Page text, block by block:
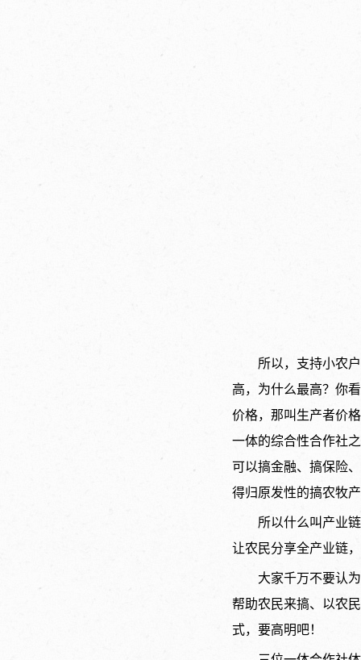
所以，支持小农
高，为什么最高？你
价格，那叫生产者价
一体的综合性合作社
可以搞金融、搞保险
得归原发性的搞农牧
所以什么叫产业
让农民分享全产业链
大家千万不要认
帮助农民来搞、以农
式，要高明吧！